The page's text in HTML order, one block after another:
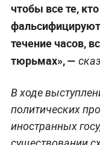
чтобы все те,
течение часов,
тюрьмах», —
В ходе
политических
иностранных